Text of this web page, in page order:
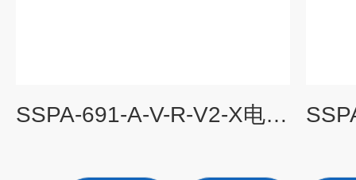
SSPA-691-A-V-R-V2-X电动泵单元